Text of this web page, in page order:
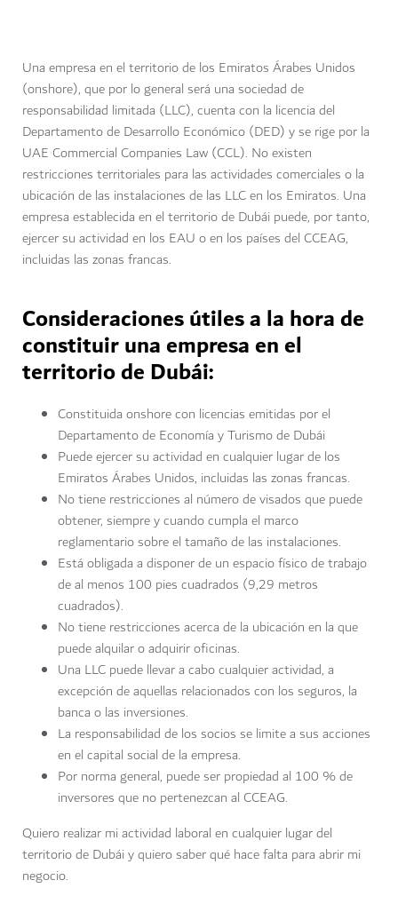
Una empresa en el territorio de los Emiratos Árabes Unidos
(onshore), que por lo general será una sociedad de
responsabilidad limitada (LLC), cuenta con la licencia del
Departamento de Desarrollo Económico (DED) y se rige por la
UAE Commercial Companies Law (CCL). No existen
restricciones territoriales para las actividades comerciales o la
ubicación de las instalaciones de las LLC en los Emiratos. Una
empresa establecida en el territorio de Dubái puede, por tanto,
ejercer su actividad en los EAU o en los países del CCEAG,
incluidas las zonas francas.
Consideraciones útiles a la hora de
constituir una empresa en el
territorio de Dubái:
Constituida onshore con licencias emitidas por el
Departamento de Economía y Turismo de Dubái
Puede ejercer su actividad en cualquier lugar de los
Emiratos Árabes Unidos, incluidas las zonas francas.
No tiene restricciones al número de visados que puede
obtener, siempre y cuando cumpla el marco
reglamentario sobre el tamaño de las instalaciones.
Está obligada a disponer de un espacio físico de trabajo
de al menos 100 pies cuadrados (9,29 metros
cuadrados).
No tiene restricciones acerca de la ubicación en la que
puede alquilar o adquirir oficinas.
Una LLC puede llevar a cabo cualquier actividad, a
excepción de aquellas relacionados con los seguros, la
banca o las inversiones.
La responsabilidad de los socios se limite a sus acciones
en el capital social de la empresa.
Por norma general, puede ser propiedad al 100 % de
inversores que no pertenezcan al CCEAG.
Quiero realizar mi actividad laboral en cualquier lugar del
territorio de Dubái y quiero saber qué hace falta para abrir mi
negocio.